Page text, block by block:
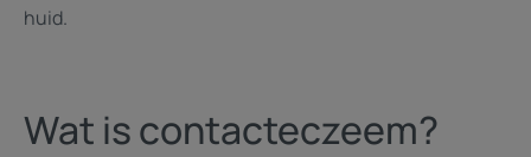
huid.
Wat is contacteczeem?